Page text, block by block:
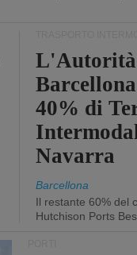
40% di
Navarra
Barcellona
Il restante 60% del
Hutchison Ports